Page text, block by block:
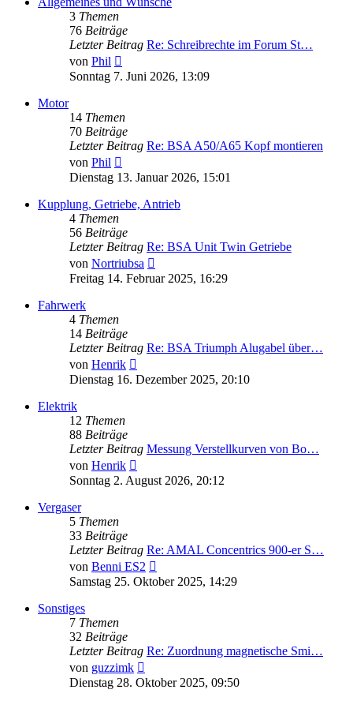
3 Themen
76 Beiträge
Letzter Beitrag Re: Schreibrechte im Forum St…
von Phil
Beitrag
Sonntag 7. Juni 2026, 13:09
Motor
14 Themen
70 Beiträge
Letzter Beitrag Re: BSA A50/A65 Kopf montieren
von Phil
Beitrag
Dienstag 13. Januar 2026, 15:01
Kupplung, Getriebe, Antrieb
4 Themen
56 Beiträge
Letzter Beitrag Re: BSA Unit Twin Getriebe
von Nortriubsa
Beitrag
Freitag 14. Februar 2025, 16:29
Fahrwerk
4 Themen
14 Beiträge
Letzter Beitrag Re: BSA Triumph Alugabel über…
von Henrik
Beitrag
Dienstag 16. Dezember 2025, 20:10
Elektrik
12 Themen
88 Beiträge
Letzter Beitrag Messung Verstellkurven von Bo…
von Henrik
Beitrag
Sonntag 2. August 2026, 20:12
Vergaser
5 Themen
33 Beiträge
Letzter Beitrag Re: AMAL Concentrics 900-er S…
von Benni ES2
Beitrag
Samstag 25. Oktober 2025, 14:29
Sonstiges
7 Themen
32 Beiträge
Letzter Beitrag Re: Zuordnung magnetische Smi…
von guzzimk
Beitrag
Dienstag 28. Oktober 2025, 09:50